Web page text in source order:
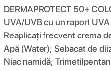
DERMAPROTECT 50+
UVA/UVB cu un raport
Reaplicați frecvent crema
Apă (Water); Sebacat de
Niacinamidă;